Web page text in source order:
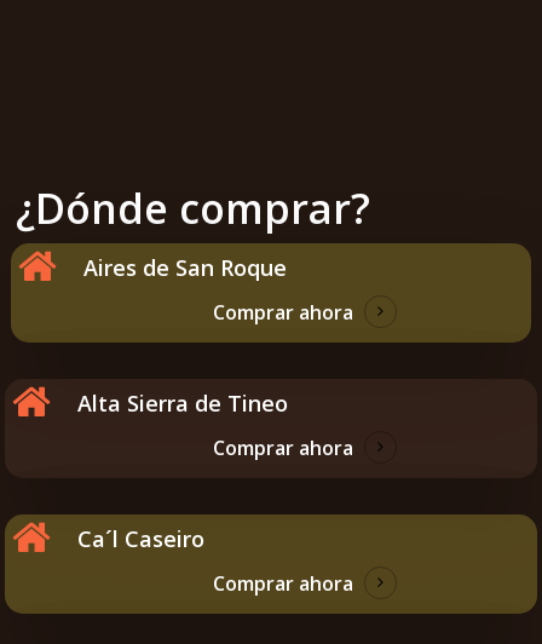
¿Dónde comprar?
Aires de San Roque
Comprar ahora
Alta Sierra de Tineo
Comprar ahora
Ca´l Caseiro
Comprar ahora